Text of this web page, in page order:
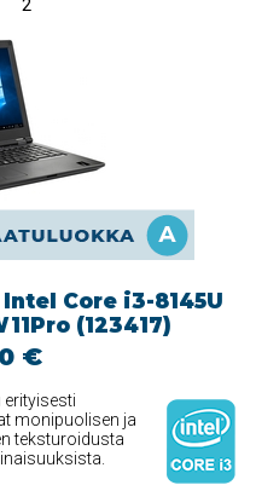
2
Core i3-8145U
(123417)
€
erityisesti
monipuolisen ja
teksturoidusta